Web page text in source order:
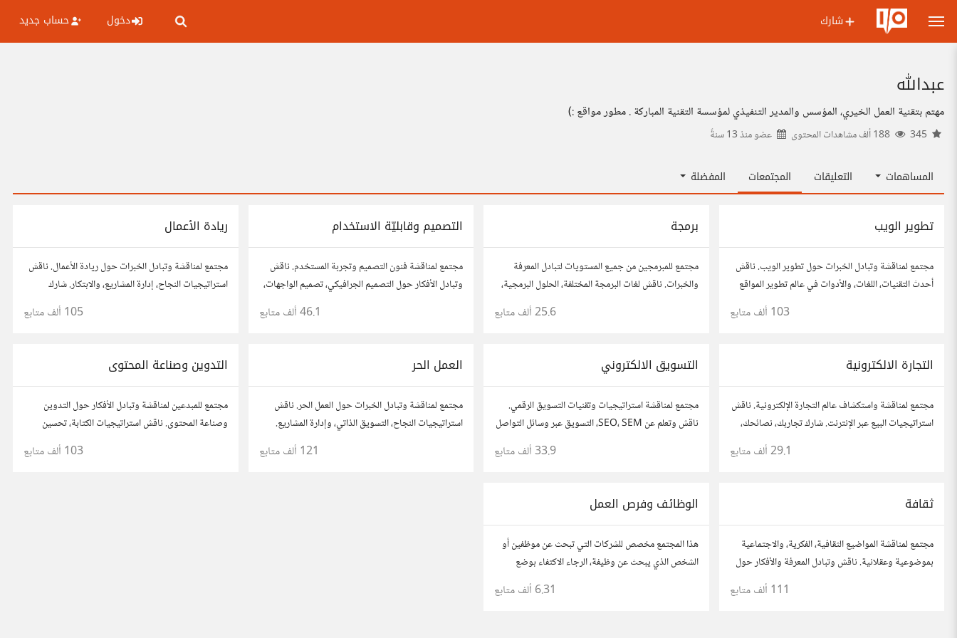
شارك دخول حساب جديد
عبدالله
‏‏‏مهتم بتقنية العمل الخيري، المؤسس والمدير التنفيذي لمؤسسة التقنية المباركة . مطور مواقع :)
عضو منذ13 سنةً
المساهمات التعليقات المجتمعات المفضلة
تطوير الويب
مجتمع لمناقشة وتبادل الخبرات حول تطوير الويب. ناقش
أحدث التقنيات، اللغات، والأدوات في عالم تطوير المواقع
والتطبيقات. شارك مشاريعك، اسأل عن نصائح، وتعاون مع
103 ألف متابع
برمجة
مجتمع للمبرمجين من جميع المستويات لتبادل المعرفة
والخبرات. ناقش لغات البرمجة المختلفة، الحلول البرمجية،
25.6 ألف متابع
التصميم وقابليّة الاستخدام
مجتمع لمناقشة فنون التصميم وتجربة المستخدم. ناقش
وتبادل الأفكار حول التصميم الجرافيكي، تصميم الواجهات،
وقابلية الاستخدام. شارك أفكارك وأسئلتك، وتواصل مع
مصممين ومتخصصين في تحسين تجربة المستخدم.
46.1 ألف متابع
ريادة الأعمال
مجتمع لمناقشة وتبادل الخبرات حول ريادة الأعمال. ناقش
استراتيجيات النجاح، إدارة المشاريع، والابتكار. شارك
أفكارك، قصص نجاحك، وأسئلتك، وتواصل مع رواد أعمال
105 ألف متابع
التجارة الالكترونية
مجتمع لمناقشة واستكشاف عالم التجارة الإلكترونية. ناقش
استراتيجيات البيع عبر الإنترنت. شارك تجاربك، نصائحك،
وأسئلتك، وتواصل مع محترفين في هذا المجال.
29.1 ألف متابع
التسويق الالكتروني
مجتمع لمناقشة استراتيجيات وتقنيات التسويق الرقمي.
ناقش وتعلم عن SEO، SEM، التسويق عبر وسائل التواصل
الاجتماعي، وتحليل البيانات. شارك تجاربك، نصائحك،
وأسئلتك، وتواصل مع متخصصين في هذا المجال.
33.9 ألف متابع
العمل الحر
مجتمع لمناقشة وتبادل الخبرات حول العمل الحر. ناقش
استراتيجيات النجاح، التسويق الذاتي، وإدارة المشاريع.
شارك قصصك، نصائحك، وأسئلتك، وتواصل مع محترفين
121 ألف متابع
التدوين وصناعة المحتوى
مجتمع للمبدعين لمناقشة وتبادل الأفكار حول التدوين
وصناعة المحتوى. ناقش استراتيجيات الكتابة، تحسين
محركات البحث، وإنتاج المحتوى المرئي والمسموع. شارك
أفكارك وأسئلتك، وتواصل مع كتّاب ومبدعين آخرين.
103 ألف متابع
ثقافة
مجتمع لمناقشة المواضيع الثقافية، الفكرية، والاجتماعية
بموضوعية وعقلانية. ناقش وتبادل المعرفة والأفكار حول
111 ألف متابع
الوظائف وفرص العمل
هذا المجتمع مخصص للشركات التي تبحث عن موظفين أو
الشخص الذي يبحث عن وظيفة، الرجاء الاكتفاء بوضع
6.31 ألف متابع